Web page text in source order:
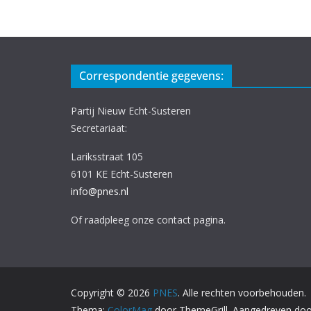
Correspondentie gegevens:
Partij Nieuw Echt-Susteren
Secretariaat:
Lariksstraat 105
6101 KE Echt-Susteren
info@pnes.nl
Of raadpleeg onze contact pagina.
Copyright © 2026 PNES. Alle rechten voorbehouden.